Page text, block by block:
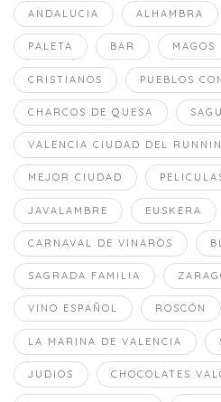
ANDALUCIA ALHAMBRA
PALETA BAR MAGOS
CRISTIANOS PUEBLOS
CHARCOS DE QUESA
VALENCIA CIUDAD DEL
MEJOR CIUDAD
JAVALAMBRE EUSKERA
CARNAVAL DE VINARÒS
SAGRADA FAMILIA
VINO ESPAÑOL ROSCÓN
LA MARINA DE VALENCIA
JUDIOS CHOCOLATES